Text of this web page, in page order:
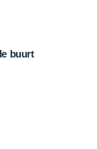
buurt